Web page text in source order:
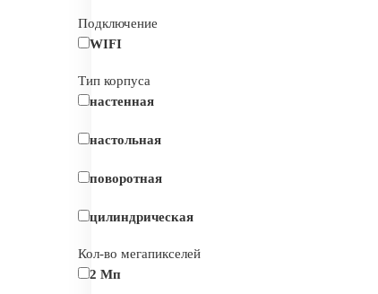
Подключение
WIFI
Тип корпуса
настенная
настольная
поворотная
цилиндрическая
Кол-во мегапикселей
2 Мп